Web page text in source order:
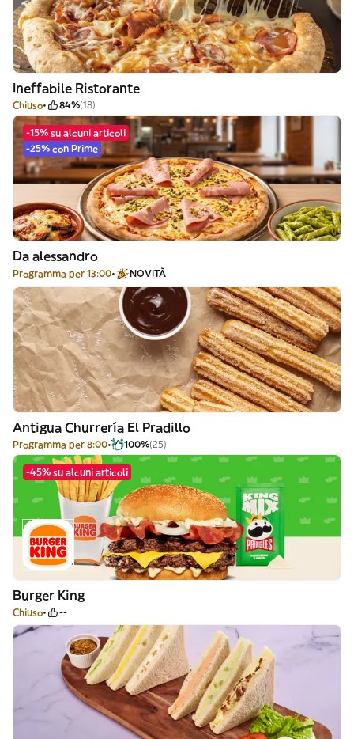
Ineffabile Ristorante
Chiuso 84%(18)
-15% su alcuni articoli
-25% con Prime
Da alessandro
Programma per 13:00 NOVITÀ
Antigua Churrería El Pradillo
Programma per 8:00 100%(25)
-45% su alcuni articoli
Burger King
Chiuso --